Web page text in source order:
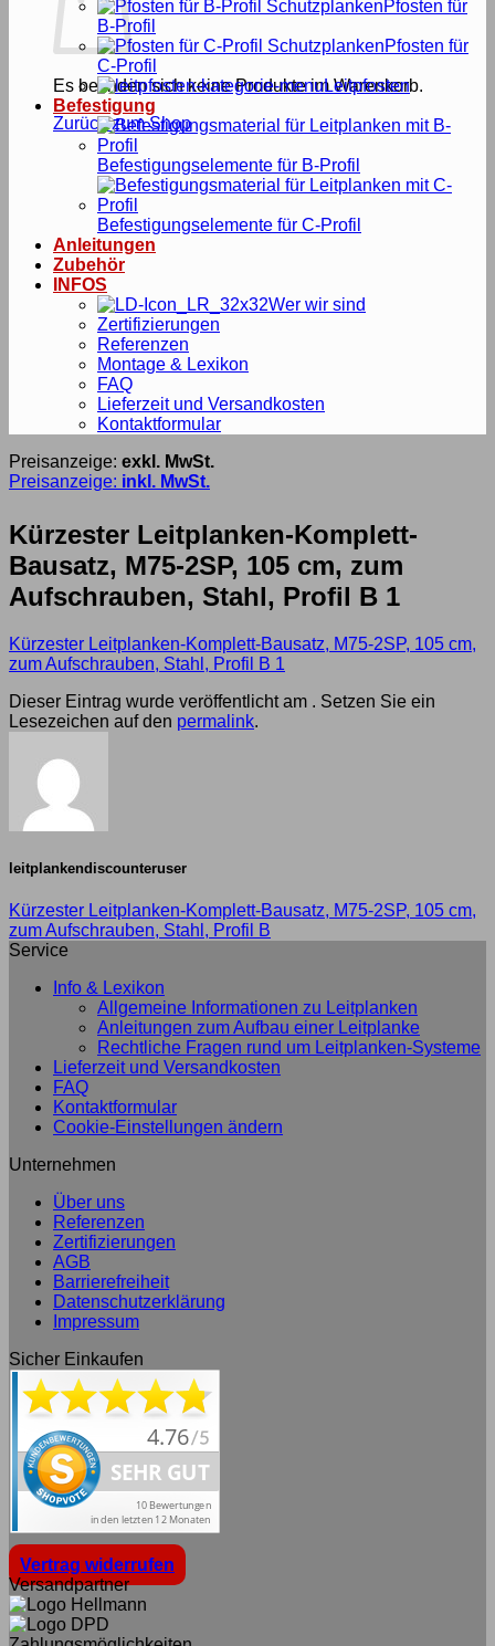
Es befinden sich keine Produkte im Warenkorb.
Zurück zum Shop
Pfosten für
B-Profil
Pfosten für
C-Profil
Leitpfosten
Befestigung
Befestigungselemente für B-Profil
Befestigungselemente für C-Profil
Anleitungen
Zubehör
INFOS
Wer wir sind
Zertifizierungen
Referenzen
Montage & Lexikon
FAQ
Lieferzeit und Versandkosten
Kontaktformular
Preisanzeige: exkl. MwSt.
Preisanzeige: inkl. MwSt.
Kürzester Leitplanken-Komplett-
Bausatz, M75-2SP, 105 cm, zum
Aufschrauben, Stahl, Profil B 1
Kürzester Leitplanken-Komplett-Bausatz, M75-2SP, 105 cm,
zum Aufschrauben, Stahl, Profil B 1
Dieser Eintrag wurde veröffentlicht am . Setzen Sie ein
Lesezeichen auf den permalink.
leitplankendiscounteruser
Kürzester Leitplanken-Komplett-Bausatz, M75-2SP, 105 cm,
zum Aufschrauben, Stahl, Profil B
Service
Info & Lexikon
Allgemeine Informationen zu Leitplanken
Anleitungen zum Aufbau einer Leitplanke
Rechtliche Fragen rund um Leitplanken-Systeme
Lieferzeit und Versandkosten
FAQ
Kontaktformular
Cookie-Einstellungen ändern
Unternehmen
Über uns
Referenzen
Zertifizierungen
AGB
Barrierefreiheit
Datenschutzerklärung
Impressum
Sicher Einkaufen
Vertrag widerrufen
Versandpartner